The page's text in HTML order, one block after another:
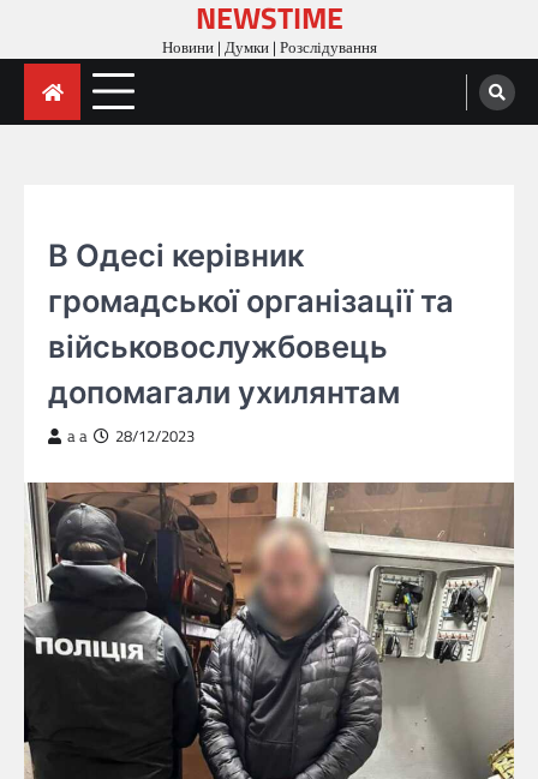
content
NEWSTIME
Новини | Думки | Розслідування
В Одесі керівник
громадської організації та
військовослужбовець
допомагали ухилянтам
a a 28/12/2023